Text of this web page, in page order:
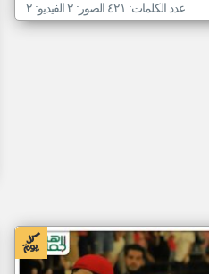
عدد الكلمات: ٤٢١ الصور: ٢ الفيديو: ٢